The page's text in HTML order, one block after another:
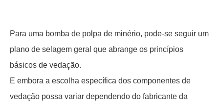
Para uma bomba de polpa de minério, pode-se seguir um
plano de selagem geral que abrange os princípios
básicos de vedação.
E embora a escolha específica dos componentes de
vedação possa variar dependendo do fabricante da